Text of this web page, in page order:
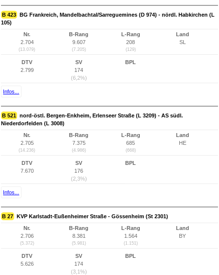
B 423 BG Frankreich, Mandelbachtal/Sarreguemines (D 974) - nördl. Habkirchen (L
105)
Nr.
2.704
(13.079)
B-Rang
9.607
(7.205)
L-Rang
208
(129)
Land
SL
DTV
2.799
SV
174
(6,2%)
BPL
Infos...
B 521 nord-östl. Bergen-Enkheim, Erlenseer Straße (L 3209) - AS südl.
Niederdorfelden (L 3008)
Nr.
2.705
(14.236)
B-Rang
7.375
(4.986)
L-Rang
685
(668)
Land
HE
DTV
7.670
SV
176
(2,3%)
BPL
Infos...
B 27 KVP Karlstadt-Eußenheimer Straße - Gössenheim (St 2301)
Nr.
2.706
(5.372)
B-Rang
8.381
(5.981)
L-Rang
1.564
(1.151)
Land
BY
DTV
5.626
SV
174
(3,1%)
BPL